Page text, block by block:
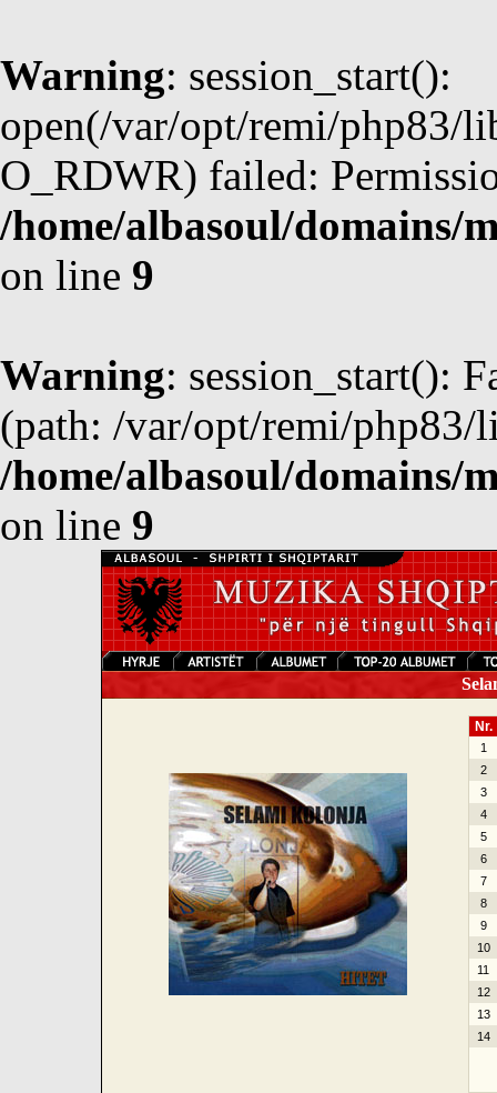
Warning: session_start():
open(/var/opt/remi/php83/
O_RDWR) failed:
/home/albasoul/domains/
on line 9
Warning: session_start():
(path: /var/opt/remi/php83/
/home/albasoul/domains/
on line 9
Nr.
1
2
3
4
5
6
7
8
9
10
11
12
13
14